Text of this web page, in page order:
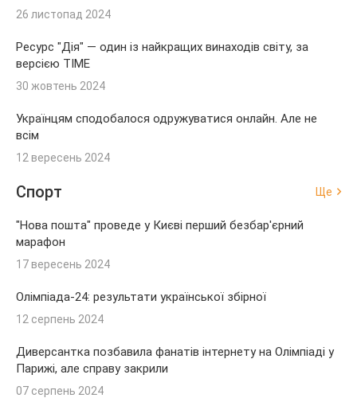
26 листопад 2024
Ресурс "Дія" — один із найкращих винаходів світу, за
версією TIME
30 жовтень 2024
Українцям сподобалося одружуватися онлайн. Але не
всім
12 вересень 2024
Спорт Ще
"Нова пошта" проведе у Києві перший безбар'єрний
марафон
17 вересень 2024
Олімпіада-24: результати української збірної
12 серпень 2024
Диверсантка позбавила фанатів інтернету на Олімпіаді у
Парижі, але справу закрили
07 серпень 2024